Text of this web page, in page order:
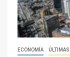
ECONOMÍA